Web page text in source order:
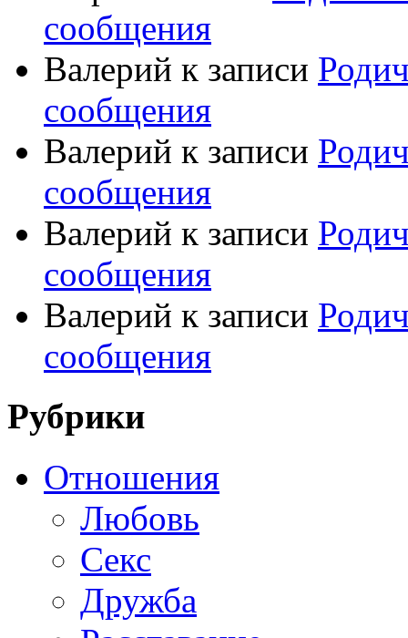
сообщения
Валерий к записи
сообщения
Валерий к записи
сообщения
Валерий к записи
сообщения
Валерий к записи
сообщения
Рубрики
Отношения
Любовь
Секс
Дружба